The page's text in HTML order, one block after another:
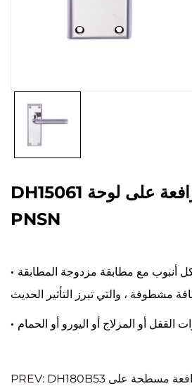
DH15061 مقبض باب الرافعة على لوحة
PNSN
· أنبوب مع مطابقة مزدوجة المطابقة
·
PREV: DH180B53 متكامل مقبض باب رافعة مسطحة على